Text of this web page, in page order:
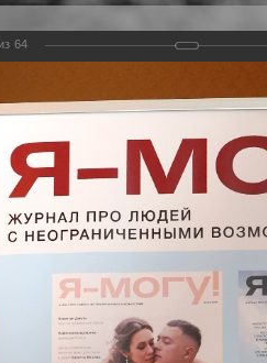
Версия для
Новости
из 64